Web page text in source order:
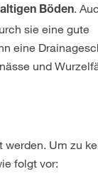
Böden.
sie eine gute
eine
und
werden. Um zu
folgt vor: